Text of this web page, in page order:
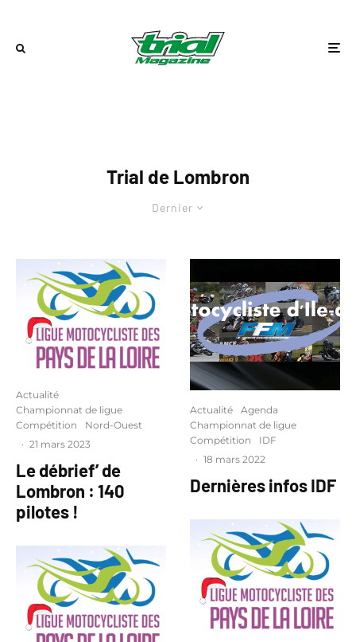
Trial de Lombron
Dernier
Actualité
Championnat de ligue
Compétition
Nord-Ouest
· 21 mars 2023
Le débrief’ de
Lombron : 140
pilotes !
Actualité
Agenda
Championnat de ligue
Compétition
IDF
· 18 mars 2022
Dernières infos IDF